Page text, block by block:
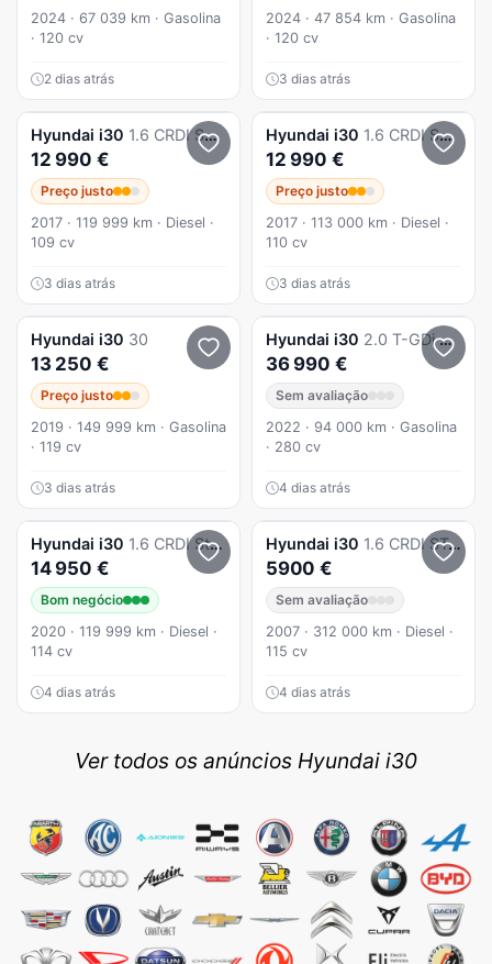
2024 · 67 039 km · Gasolina
· 120 cv
2 dias atrás
2024 · 47 854 km · Gasolina
· 120 cv
3 dias atrás
Hyundai i30 1.6 CRDI SW Style
12 990 €
Preço justo
2017 · 119 999 km · Diesel ·
109 cv
3 dias atrás
Hyundai i30 1.6 CRDI SW Style
12 990 €
Preço justo
2017 · 113 000 km · Diesel ·
110 cv
3 dias atrás
Hyundai i30 30
13 250 €
Preço justo
2019 · 149 999 km · Gasolina
· 119 cv
3 dias atrás
Hyundai i30 2.0 T-GDi Pack Performance 8DCT
36 990 €
Sem avaliação
2022 · 94 000 km · Gasolina
· 280 cv
4 dias atrás
Hyundai i30 1.6 CRDI Style
14 950 €
Bom negócio
2020 · 119 999 km · Diesel ·
114 cv
4 dias atrás
Hyundai i30 1.6 CRDI STyle
5900 €
Sem avaliação
2007 · 312 000 km · Diesel ·
115 cv
4 dias atrás
Ver todos os anúncios Hyundai i30